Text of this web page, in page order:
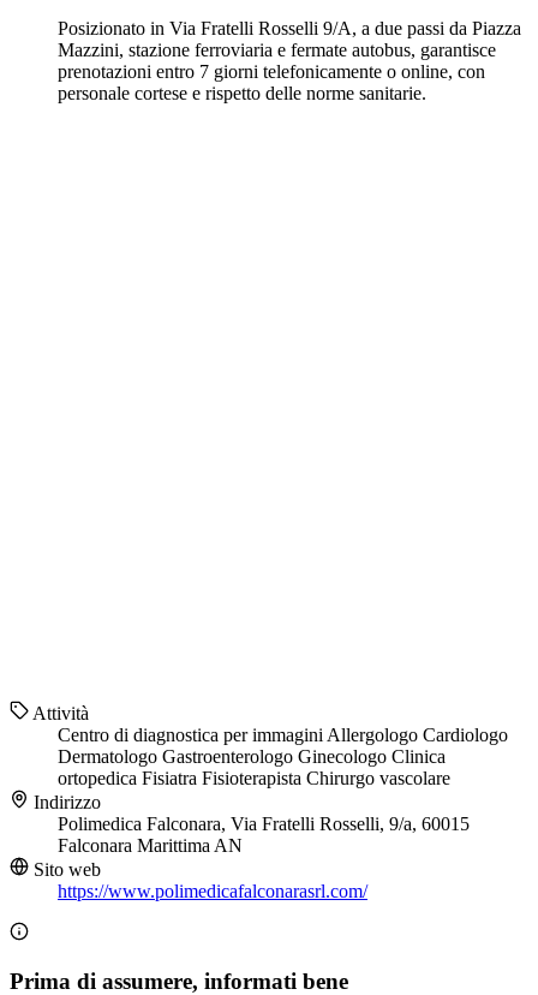
Posizionato in Via Fratelli Rosselli 9/A, a due passi da Piazza
Mazzini, stazione ferroviaria e fermate autobus, garantisce
prenotazioni entro 7 giorni telefonicamente o online, con
personale cortese e rispetto delle norme sanitarie.
Attività
Centro di diagnostica per immagini Allergologo Cardiologo
Dermatologo Gastroenterologo Ginecologo Clinica
ortopedica Fisiatra Fisioterapista Chirurgo vascolare
Indirizzo
Polimedica Falconara, Via Fratelli Rosselli, 9/a, 60015
Falconara Marittima AN
Sito web
https://www.polimedicafalconarasrl.com/
Prima di assumere, informati bene